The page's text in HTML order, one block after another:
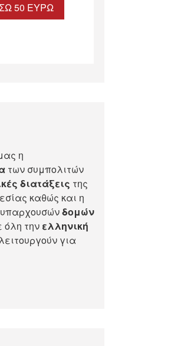
50 ΕΥΡΏ
η
των συμπολιτών
διατάξεις της
καθώς και η
δομών
όλη την ελληνική
για